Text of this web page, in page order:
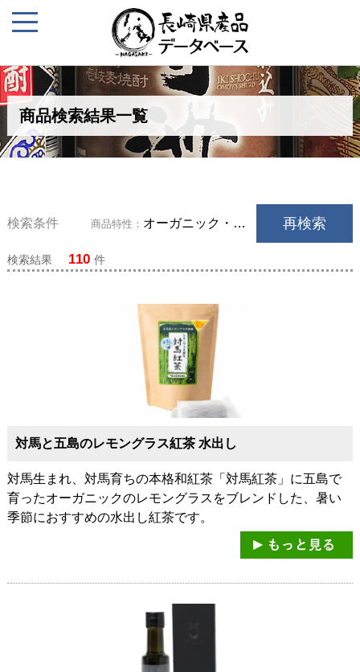
商品検索結果一覧
検索条件 商品特性： オーガニック・有機 再検索
検索結果 110 件
対馬と五島のレモングラス紅茶 水出し
対馬生まれ、対馬育ちの本格和紅茶「対馬紅茶」に五島で
育ったオーガニックのレモングラスをブレンドした、暑い
季節におすすめの水出し紅茶です。